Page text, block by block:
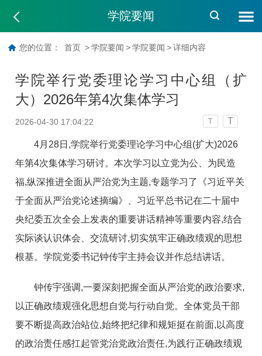
学院要闻
您的位置： 首页 > 学院要闻 > 学院要闻 > 详细内容
学院举行党委理论学习中心组（扩
大）2026年第4次集体学习
2026-04-30 17:04:22 T T
4月28日,学院举行党委理论学习中心组(扩大)2026
年第4次集体学习研讨。本次学习以立党为公、为民造
福,纵深推进全面从严治党为主题,专题学习了《习近平关
于全面从严治党论述摘编》、 习近平总书记在二十届中
央纪委五次全会上发表的重要讲话精神等重要内容,结合
实际谈认识体会、交流研讨,切实筑牢正确政绩观的思想
根基。学院党委书记钟传宇主持会议并作总结讲话。
钟传宇强调,一要深刻把握全面从严治党的政治要求,
以正确政绩观强化思想自觉与行动自觉。全体党员干部
要不断提高政治站位,始终把纪律和规矩挺在前面,以高度
的政治责任感扛起管党治党政治责任,为践行正确政绩观